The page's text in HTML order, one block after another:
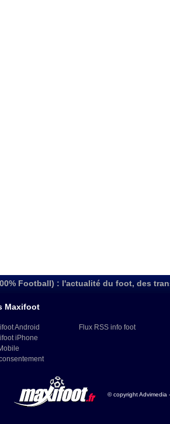
Football) : l'actualité du foot, des
Maxifoot
Android
iPhone
Flux RSS info foot
© copyright Advimedia